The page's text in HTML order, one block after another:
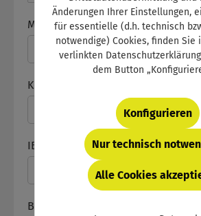
Mitarbeiterzahl
Kommentar
IBAN
Bank
Änderungen Ihrer Einstellungen,
für essentielle (d.h. technisch
notwendige) Cookies, finden Sie
verlinkten
dem Button
Nur technisch
Konfigurieren
Alle Cookies